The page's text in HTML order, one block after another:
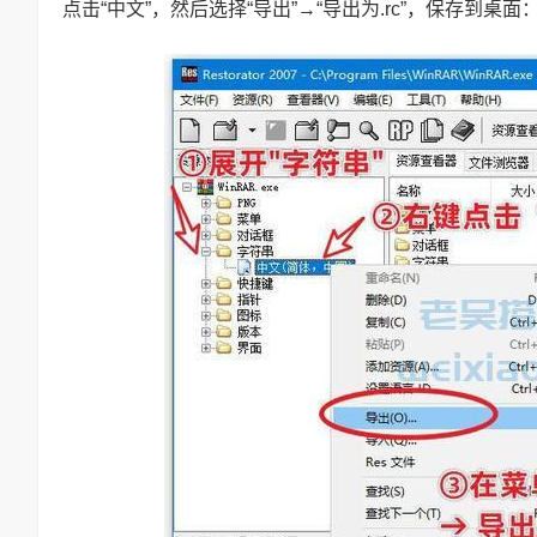
点击“中文”，然后选择“导出”→“导出为.rc”，保存到桌面